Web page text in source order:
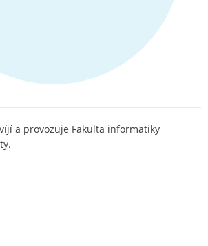
a provozuje Fakulta informatiky